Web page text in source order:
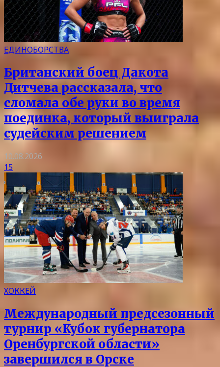
ЕДИНОБОРСТВА
Британский боец Дакота
Дитчева рассказала, что
сломала обе руки во время
поединка, который выиграла
судейским решением
10.08.2026
15
ХОККЕЙ
Международный предсезонный
турнир «Кубок губернатора
Оренбургской области»
завершился в Орске